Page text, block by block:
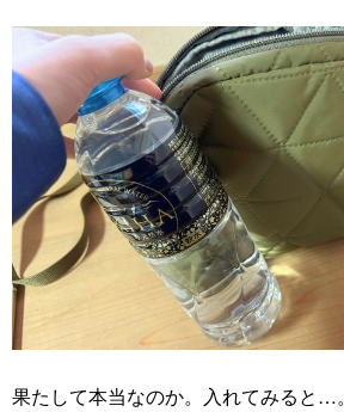
果たして本当なのか。入れてみると…。